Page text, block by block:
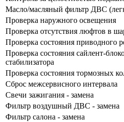
Масло/масляный фильтр ДВС
Проверка наружного освещения
Проверка отсутствия люфтов в
Проверка состояния приводного
Проверка состояния сайлент-
стабилизатора
Проверка состояния тормозных
Сброс межсервисного интервала
Свечи зажигания - замена
Фильтр воздушный ДВС - замена
Фильтр салона - замена